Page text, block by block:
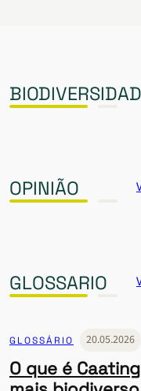
OPINIÃO
GLOSSARIO
GLOSSÁRIO 20.05.2026
O que é